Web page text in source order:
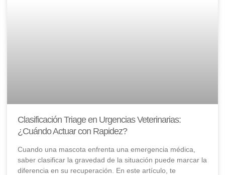
Clasificación Triage en Urgencias Veterinarias:
¿Cuándo Actuar con Rapidez?
Cuando una mascota enfrenta una emergencia médica,
saber clasificar la gravedad de la situación puede marcar la
diferencia en su recuperación. En este artículo, te